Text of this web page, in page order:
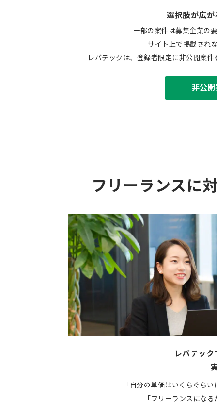
選択肢が広が
一部の案件は募集企業の
サイト上で掲載され
レバテックは、登録者限定に非公開案
非公
フリーランスに
レバテッ
「自分の単価はいくらぐら
「フリーランスにな